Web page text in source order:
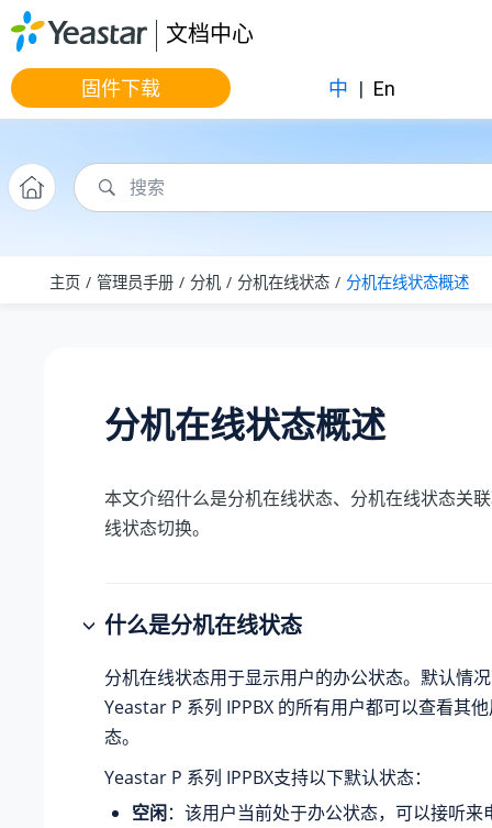
跳转到主要内容
文档中心
固件下载 中 | En
主页 管理员手册 分机 分机在线状态 分机在线状态概述
分机在线状态概述
本文介绍什么是分机在线状态、分机在线状态关
线状态切换。
什么是分机在线状态
分机在线状态用于显示用户的办公状态。默认情
Yeastar P 系列 IPPBX 的所有用户都可以查看其
态。
Yeastar P 系列 IPPBX支持以下默认状态：
空闲：该用户当前处于办公状态，可以接听来